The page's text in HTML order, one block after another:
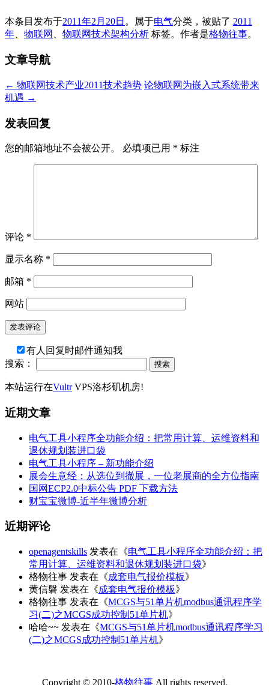
本条目发布于2011年2月20日 。属于电气分类，被贴了 2011
年
物联网 物联网技术架构分析 标签。 作者是格物往事。
文章导航
← 物联网技术产业2011技术趋势 论物联网为嵌入式系统带来
机遇 →
发表回复
您的邮箱地址不会被公开。 必填项已用 * 标注
评论 *
显示名称 *
邮箱 *
网站
有人回复时邮件通知我
搜索：
本站运行在VultrVPS洛杉矶机房!
近期文章
电气工具小程序全功能介绍：把常用计算、运维资料和
退休规划装进口袋
电气工具小程序 – 新功能介绍
展会生意经：从选位到撤展，一位老展商的全方位指南
国网ECP2.0中标公告 PDF 下载方法
财宝宝微博-近半年微博分析
近期评论
openagentskills 发表在《电气工具小程序全功能介绍：把
常用计算、运维资料和退休规划装进口袋》
格物往事 发表在《成套电气报价模板》
黄信磐 发表在《成套电气报价模板》
格物往事 发表在《MCGS与51单片机modbus通讯程序学
习(二)之MCGS成功控制51单片机》
哈哈~~ 发表在《MCGS与51单片机modbus通讯程序学习
(二)之MCGS成功控制51单片机》
Copyright © 2010-格物往事All rights reserved.